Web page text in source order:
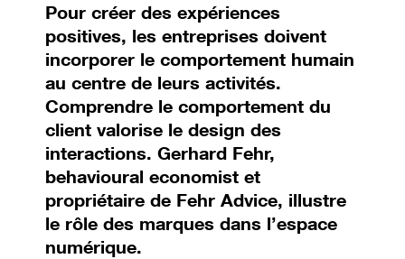
Pour créer des expériences
positives, les entreprises doivent
incorporer le comportement humain
au centre de leurs activités.
Comprendre le comportement du
client valorise le design des
interactions. Gerhard Fehr,
behavioural economist et
propriétaire de Fehr Advice, illustre
le rôle des marques dans l’espace
numérique.